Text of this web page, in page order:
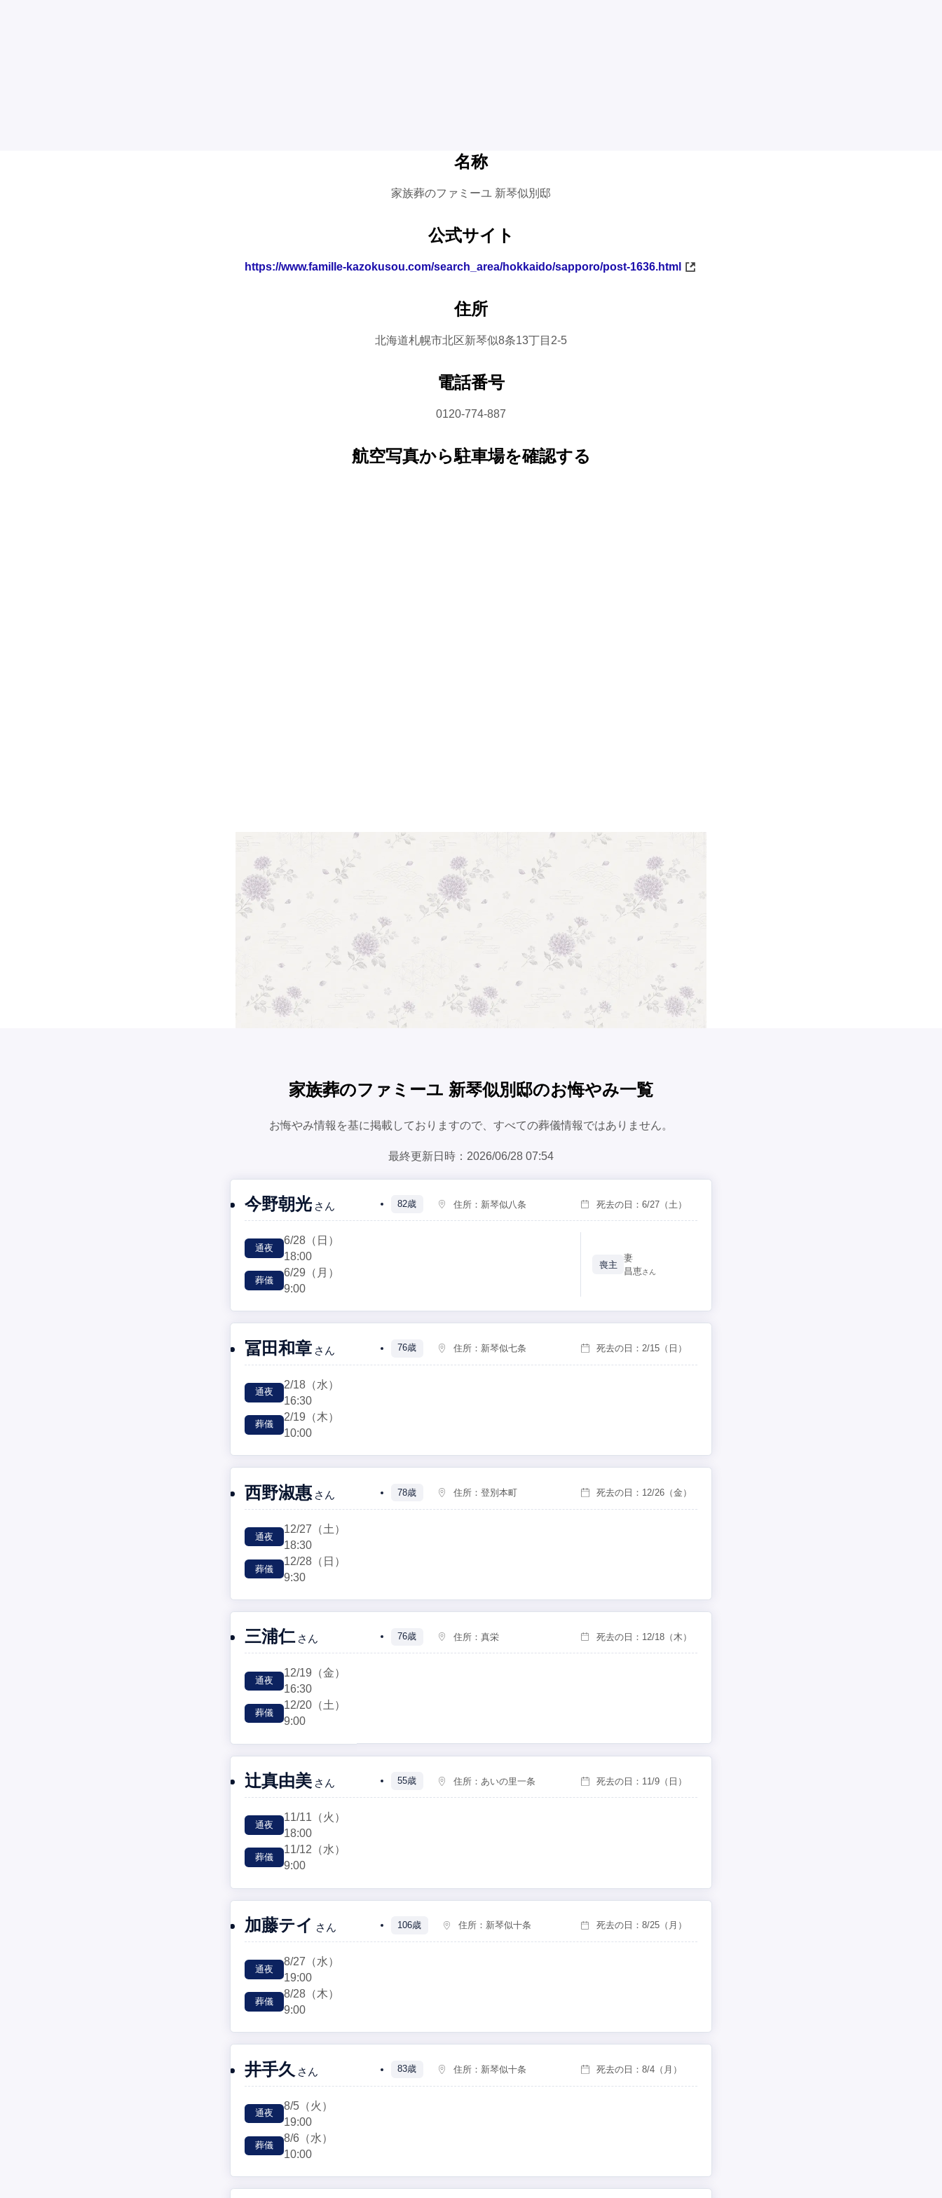
名称
家族葬のファミーユ 新琴似別邸
公式サイト
https://www.famille-kazokusou.com/search_area/hokkaido/sapporo/post-1636.html
住所
北海道札幌市北区新琴似8条13丁目2-5
電話番号
0120-774-887
航空写真から駐車場を確認する
家族葬のファミーユ 新琴似別邸のお悔やみ一覧
お悔やみ情報を基に掲載しておりますので、すべての葬儀情報ではありません。
最終更新日時：2026/06/28 07:54
今野朝光 さん 82歳 住所： 新琴似八条 死去の日：6/27 （土）
通夜
6/28 （日）
18:00
葬儀
6/29 （月）
9:00
喪主
妻
昌恵さん
冨田和章 さん 76歳 住所： 新琴似七条 死去の日：2/15 （日）
通夜
2/18 （水）
16:30
葬儀
2/19 （木）
10:00
西野淑惠 さん 78歳 住所：登別本町 死去の日： 12/26 （金）
通夜
12/27 （土）
18:30
葬儀
12/28 （日）
9:30
三浦仁 さん 76歳 住所：真栄 死去の日： 12/18 （木）
通夜
12/19 （金）
16:30
葬儀
12/20 （土）
9:00
辻󠄀真由美 さん 55歳 住所： あいの里一条 死去の日： 11/9 （日）
通夜
11/11 （火）
18:00
葬儀
11/12 （水）
9:00
加藤テイ さん 106歳 住所： 新琴似十条 死去の日：8/25 （月）
通夜
8/27 （水）
19:00
葬儀
8/28 （木）
9:00
井手久 さん 83歳 住所： 新琴似十条 死去の日：8/4 （月）
通夜
8/5 （火）
19:00
葬儀
8/6 （水）
10:00